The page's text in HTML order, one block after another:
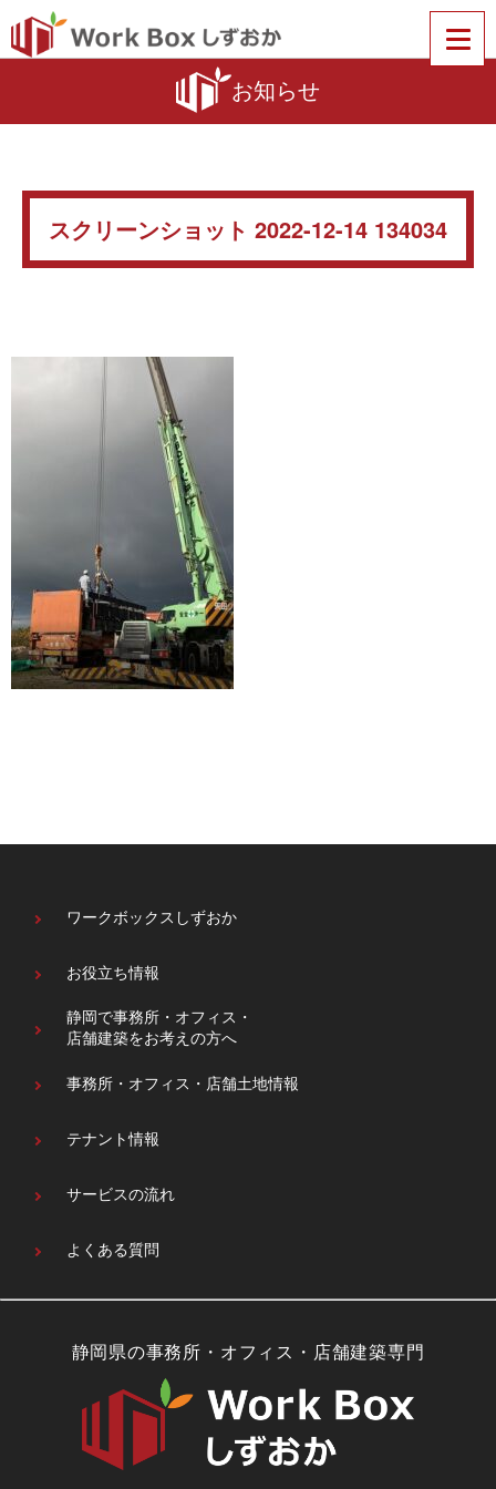
お知らせ
スクリーンショット 2022-12-14 134034
ワークボックスしずおか
お役立ち情報
静岡で事務所・オフィス・
店舗建築をお考えの方へ
事務所・オフィス・ 店舗土地情報
テナント情報
サービスの流れ
よくある質問
静岡県の事務所・オフィス・店舗建築専門